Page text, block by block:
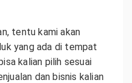
tentu kami akan
yang ada di tempat
kalian pilih sesuai
dan bisnis kalian